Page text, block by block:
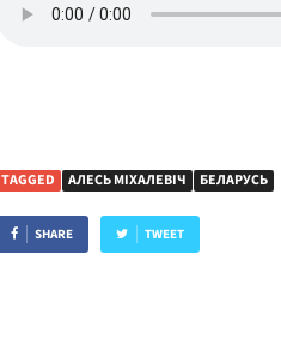
TAGGED АЛЕСЬ МІХАЛЕВІЧ БЕЛАРУСЬ
SHARE TWEET